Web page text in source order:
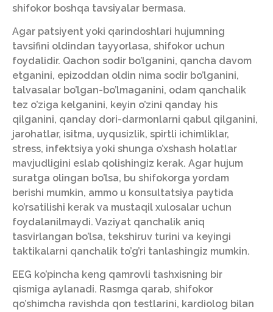
shifokor boshqa tavsiyalar bermasa.
Agar patsiyent yoki qarindoshlari hujumning
tavsifini oldindan tayyorlasa, shifokor uchun
foydalidir. Qachon sodir bo’lganini, qancha davom
etganini, epizoddan oldin nima sodir bo’lganini,
talvasalar bo’lgan-bo’lmaganini, odam qanchalik
tez o’ziga kelganini, keyin o’zini qanday his
qilganini, qanday dori-darmonlarni qabul qilganini,
jarohatlar, isitma, uyqusizlik, spirtli ichimliklar,
stress, infektsiya yoki shunga o’xshash holatlar
mavjudligini eslab qolishingiz kerak. Agar hujum
suratga olingan bo’lsa, bu shifokorga yordam
berishi mumkin, ammo u konsultatsiya paytida
ko’rsatilishi kerak va mustaqil xulosalar uchun
foydalanilmaydi. Vaziyat qanchalik aniq
tasvirlangan bo’lsa, tekshiruv turini va keyingi
taktikalarni qanchalik to’g’ri tanlashingiz mumkin.
EEG ko’pincha keng qamrovli tashxisning bir
qismiga aylanadi. Rasmga qarab, shifokor
qo’shimcha ravishda qon testlarini, kardiolog bilan